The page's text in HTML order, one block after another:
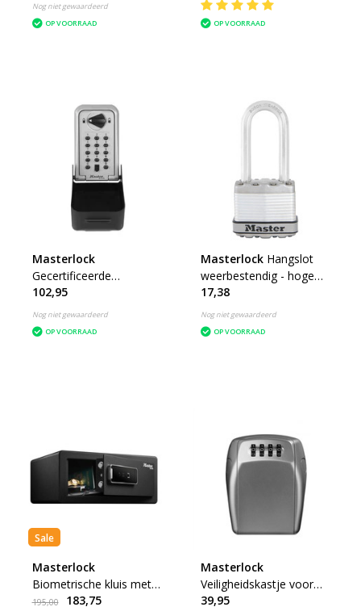
Nog niet gewaardeerd
OP VOORRAAD
OP VOORRAAD
Masterlock
Gecertificeerde
sleutelkluis
102,95
Nog niet gewaardeerd
OP VOORRAAD
Masterlock Hangslot
weerbestendig - hoge
beugel
17,38
Nog niet gewaardeerd
OP VOORRAAD
Sale
Masterlock
Biometrische kluis met
vingerafdruk
195,00 183,75
Masterlock
Veiligheidskastje voor
sleutels
39,95